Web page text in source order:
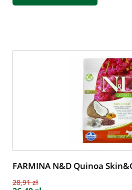
FARMINA N&D Quinoa
28,91 zł